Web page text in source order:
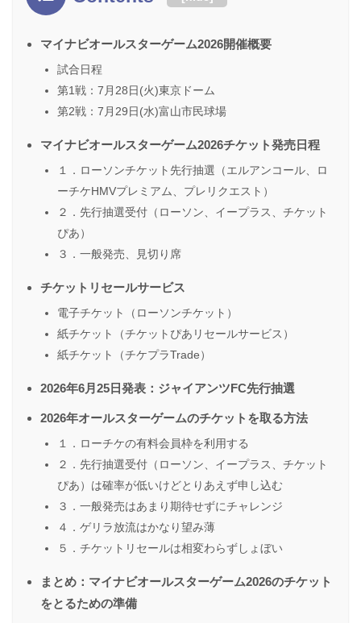
マイナビオールスターゲーム2026開催概要
試合日程
第1戦：7月28日(火)東京ドーム
第2戦：7月29日(水)富山市民球場
マイナビオールスターゲーム2026チケット発売日程
１．ローソンチケット先行抽選（エルアンコール、ロ
ーチケHMVプレミアム、プレリクエスト）
２．先行抽選受付（ローソン、イープラス、チケット
ぴあ）
３．一般発売、見切り席
チケットリセールサービス
電子チケット（ローソンチケット）
紙チケット（チケットぴあリセールサービス）
紙チケット（チケプラTrade）
2026年6月25日発表：ジャイアンツFC先行抽選
2026年オールスターゲームのチケットを取る方法
１．ローチケの有料会員枠を利用する
２．先行抽選受付（ローソン、イープラス、チケット
ぴあ）は確率が低いけどとりあえず申し込む
３．一般発売はあまり期待せずにチャレンジ
４．ゲリラ放流はかなり望み薄
５．チケットリセールは相変わらずしょぼい
まとめ：マイナビオールスターゲーム2026のチケット
をとるための準備